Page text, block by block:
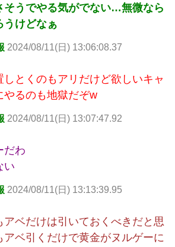
そうでやる気がでない…無微なら
うけどなぁ
2024/08/11(日) 13:06:08.37
とくのもアリだけど欲しいキャ
やるのも地獄だぞw
2024/08/11(日) 13:07:47.92
だわ
い
2024/08/11(日) 13:13:39.95
アベだけは引いておくべきだと思
アベ引くだけで黄金がヌルゲーに